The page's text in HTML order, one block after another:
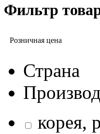
Фильтр
Розничная цена
Страна
корея,